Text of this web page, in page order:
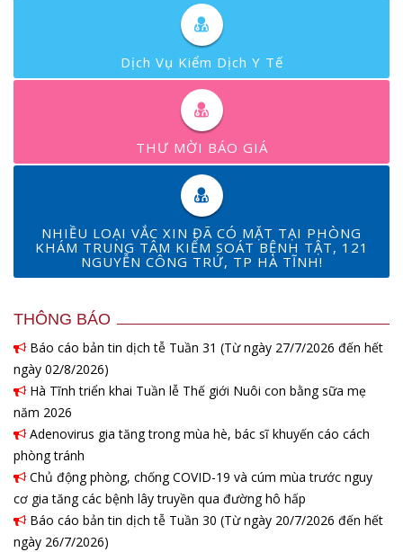
Dịch Vụ Kiểm Dịch Y Tế
THƯ MỜI BÁO GIÁ
NHIỀU LOẠI VẮC XIN ĐÃ CÓ MẶT TẠI PHÒNG
KHÁM TRUNG TÂM KIỂM SOÁT BỆNH TẬT, 121
NGUYỄN CÔNG TRỨ, TP HÀ TĨNH!
THÔNG BÁO
Báo cáo bản tin dịch tễ Tuần 31 (Từ ngày 27/7/2026 đến hết
ngày 02/8/2026)
Hà Tĩnh triển khai Tuần lễ Thế giới Nuôi con bằng sữa mẹ
năm 2026
Adenovirus gia tăng trong mùa hè, bác sĩ khuyến cáo cách
phòng tránh
Chủ động phòng, chống COVID-19 và cúm mùa trước nguy
cơ gia tăng các bệnh lây truyền qua đường hô hấp
Báo cáo bản tin dịch tễ Tuần 30 (Từ ngày 20/7/2026 đến hết
ngày 26/7/2026)